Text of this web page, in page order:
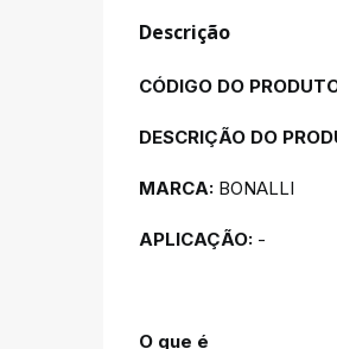
Descrição
CÓDIGO DO
DESCRIÇÃO DO
MARCA: BONALLI
APLICAÇÃO: -
O que é